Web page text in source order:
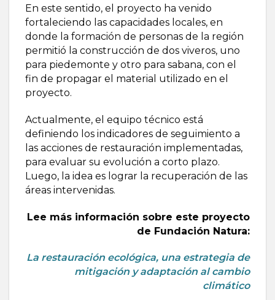
En este sentido, el proyecto ha venido
fortaleciendo las capacidades locales, en
donde la formación de personas de la región
permitió la construcción de dos viveros, uno
para piedemonte y otro para sabana, con el
fin de propagar el material utilizado en el
proyecto.
Actualmente, el equipo técnico está
definiendo los indicadores de seguimiento a
las acciones de restauración implementadas,
para evaluar su evolución a corto plazo.
Luego, la idea es lograr la recuperación de las
áreas intervenidas.
Lee más información sobre este proyecto
de Fundación Natura:
La restauración ecológica, una estrategia de
mitigación y adaptación al cambio
climático